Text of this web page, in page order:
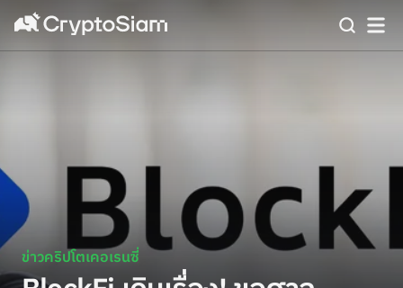
ข่าวคริปโตเคอเรนซี่